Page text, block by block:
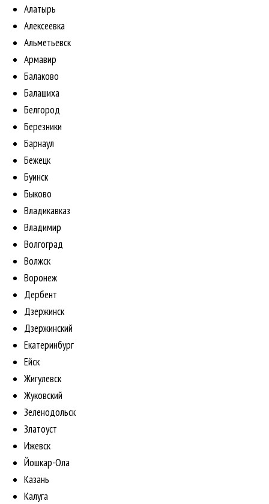
Алатырь
Алексеевка
Альметьевск
Армавир
Балаково
Балашиха
Белгород
Березники
Барнаул
Бежецк
Буинск
Быково
Владикавказ
Владимир
Волгоград
Волжск
Воронеж
Дербент
Дзержинск
Дзержинский
Екатеринбург
Ейск
Жигулевск
Жуковский
Зеленодольск
Златоуст
Ижевск
Йошкар-Ола
Казань
Калуга